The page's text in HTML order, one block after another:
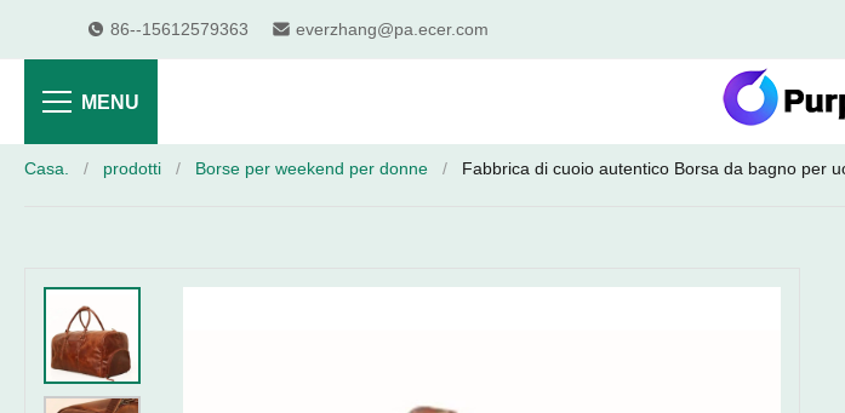
86--15612579363 everzhang@pa.ecer.com
MENU
Casa. / prodotti / Borse per weekend per donne / Fabbrica di cuoio autentico Borsa da bagno per